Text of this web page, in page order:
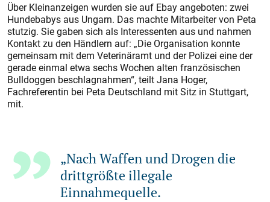
Über Kleinanzeigen wurden sie auf Ebay angeboten: zwei
Hundebabys aus Ungarn. Das machte Mitarbeiter von Peta
stutzig. Sie gaben sich als Interessenten aus und nahmen
Kontakt zu den Händlern auf: „Die Organisation konnte
gemeinsam mit dem Veterinäramt und der Polizei eine der
gerade einmal etwa sechs Wochen alten französischen
Bulldoggen beschlagnahmen“, teilt Jana Hoger,
Fachreferentin bei Peta Deutschland mit Sitz in Stuttgart,
mit.
„Nach Waffen und Drogen die
drittgrößte illegale
Einnahmequelle.